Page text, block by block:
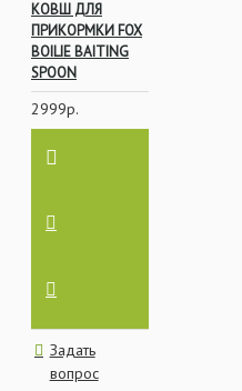
КОВШ ДЛЯ
ПРИКОРМКИ FOX
BOILIE BAITING
SPOON
2999р.
Задать
вопрос